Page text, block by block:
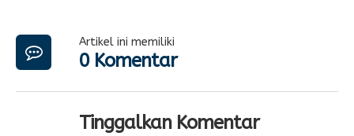
Artikel ini memiliki
0 Komentar
Tinggalkan Komentar